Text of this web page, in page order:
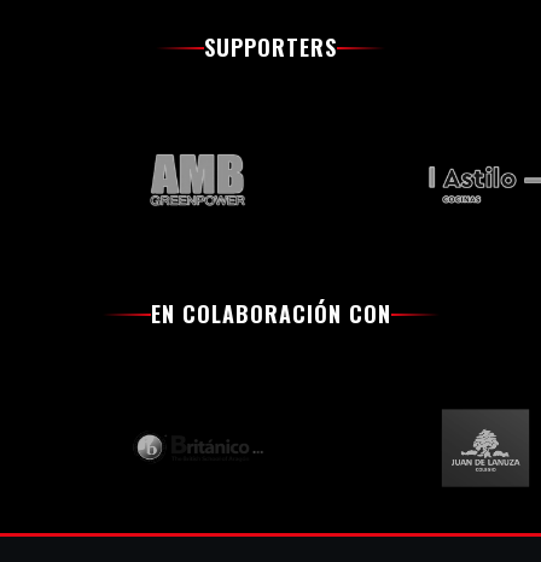
SUPPORTERS
EN COLABORACIÓN CON